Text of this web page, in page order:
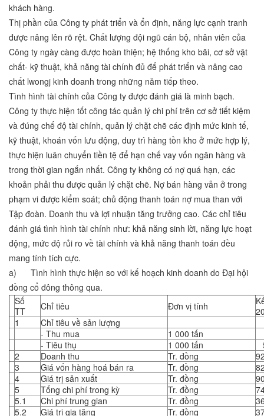
khách hàng.
Thị phần của Công ty phát triển và ổn định, năng lực cạnh tranh
được nâng lên rõ rệt. Chất lượng đội ngũ cán bộ, nhân viên của
Công ty ngày càng được hoàn thiện; hệ thống kho bãi, cơ sở vật
chất- kỹ thuật, khả năng tài chính đủ để phát triển và nâng cao
chất lwongj kinh doanh trong những năm tiếp theo.
Tình hình tài chính của Công ty được đánh giá là minh bạch.
Công ty thực hiện tốt công tác quản lý chi phí trên cơ sở tiết kiệm
và đúng chế độ tài chính, quản lý chặt chẽ các định mức kinh tế,
kỹ thuật, khoán vốn lưu động, duy trì hàng tồn kho ở mức hợp lý,
thực hiện luân chuyển tiền tệ để hạn chế vay vốn ngân hàng và
trong thời gian ngắn nhất. Công ty không có nợ quá hạn, các
khoản phải thu được quản lý chặt chẽ. Nợ bán hàng vẫn ở trong
phạm vi được kiểm soát; chủ động thanh toán nợ mua than với
Tập đoàn. Doanh thu và lợi nhuận tăng trưởng cao. Các chỉ tiêu
đánh giá tình hình tài chính như: khả năng sinh lời, năng lực hoạt
động, mức độ rủi ro về tài chính và khả năng thanh toán đều
mang tính tích cực.
a) Tình hình thực hiện so với kế hoạch kinh doanh do Đại hội
đồng cổ đông thông qua.
Số
TT
Chỉ tiêu Đơn vị tính
1
Chỉ tiêu về sản lượng
- Thu mua
1 000 tấn
- Tiêu thụ
1 000 tấn
2
Doanh thu Tr. đồng
3
Giá vốn hàng hoá bán ra Tr. đồng
4
Giá trị sản xuất Tr. đồng
5
Tổng chi phí trong kỳ Tr. đồng
5.1
Chi phí trung gian Tr. đồng
5.2
Giá trị gia tăng Tr. đồng